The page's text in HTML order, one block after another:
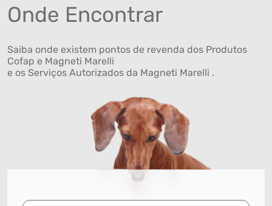
Onde Encontrar
Saiba onde existem pontos de revenda dos Produtos
Cofap e Magneti Marelli
e os Serviços Autorizados da Magneti Marelli .